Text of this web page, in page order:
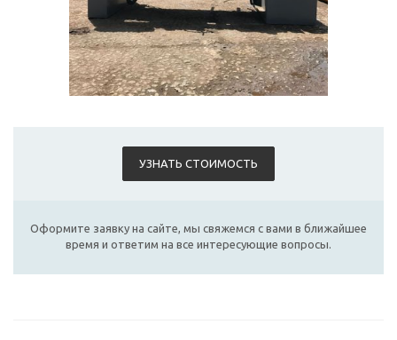
УЗНАТЬ СТОИМОСТЬ
Оформите заявку на сайте, мы свяжемся с вами в ближайшее
время и ответим на все интересующие вопросы.